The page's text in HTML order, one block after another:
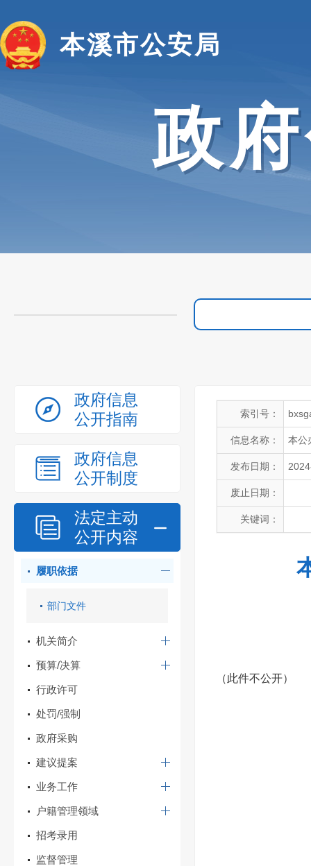
本溪市公安局
政
政府信息
公开指南
政府信息
公开制度
法定主动
公开内容
履职依据
部门文件
机关简介
预算/决算
行政许可
处罚/强制
政府采购
建议提案
业务工作
户籍管理领域
招考录用
监督管理
索引号：
信息名称： 本公
发布日期：
废止日期：
关键词：
（此件不公开）